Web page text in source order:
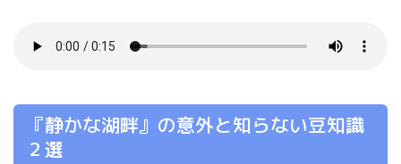
『静かな湖畔』の意外と知らない豆知識
２選